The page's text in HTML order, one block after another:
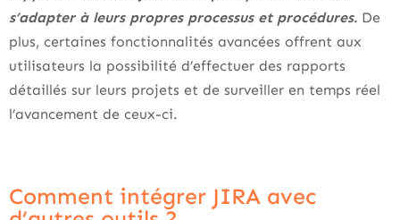
s’adapter à leurs propres processus et procédures. De
plus, certaines fonctionnalités avancées offrent aux
utilisateurs la possibilité d’effectuer des rapports
détaillés sur leurs projets et de surveiller en temps réel
l’avancement de ceux-ci.
Comment intégrer JIRA avec